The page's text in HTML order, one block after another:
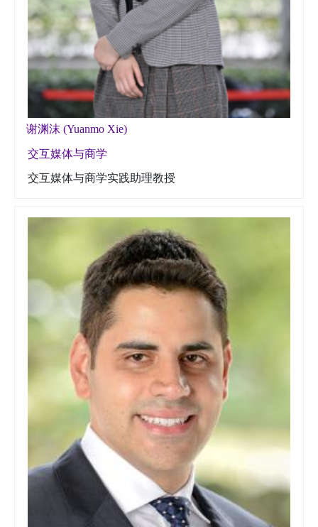
谢渊沫 (Yuanmo Xie)
交互媒体与商学
交互媒体与商学实践助理教授